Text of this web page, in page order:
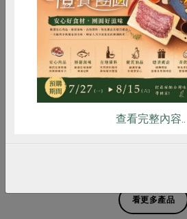
寬達生技有限公司
薄鹽胡桃(寬達)-200g
200公克
樹窩行
楓糖
150公
全素
看更多產品
惜食 RPET 食譜
雞蛋 食安 共同購
查看完整內容..